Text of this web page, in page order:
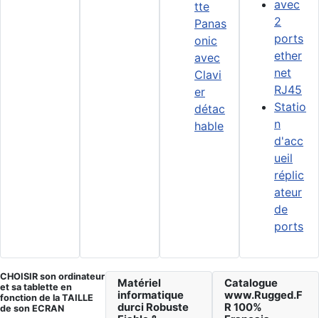
tte
Panas
onic
avec
Clavi
er
détac
hable
avec
2
ports
ether
net
RJ45
Statio
n
d'acc
ueil
réplic
ateur
de
ports
CHOISIR son ordinateur
et sa tablette en
fonction de la TAILLE
de son ECRAN
Matériel
informatique
durci Robuste
Catalogue
www.Rugged.F
R 100%